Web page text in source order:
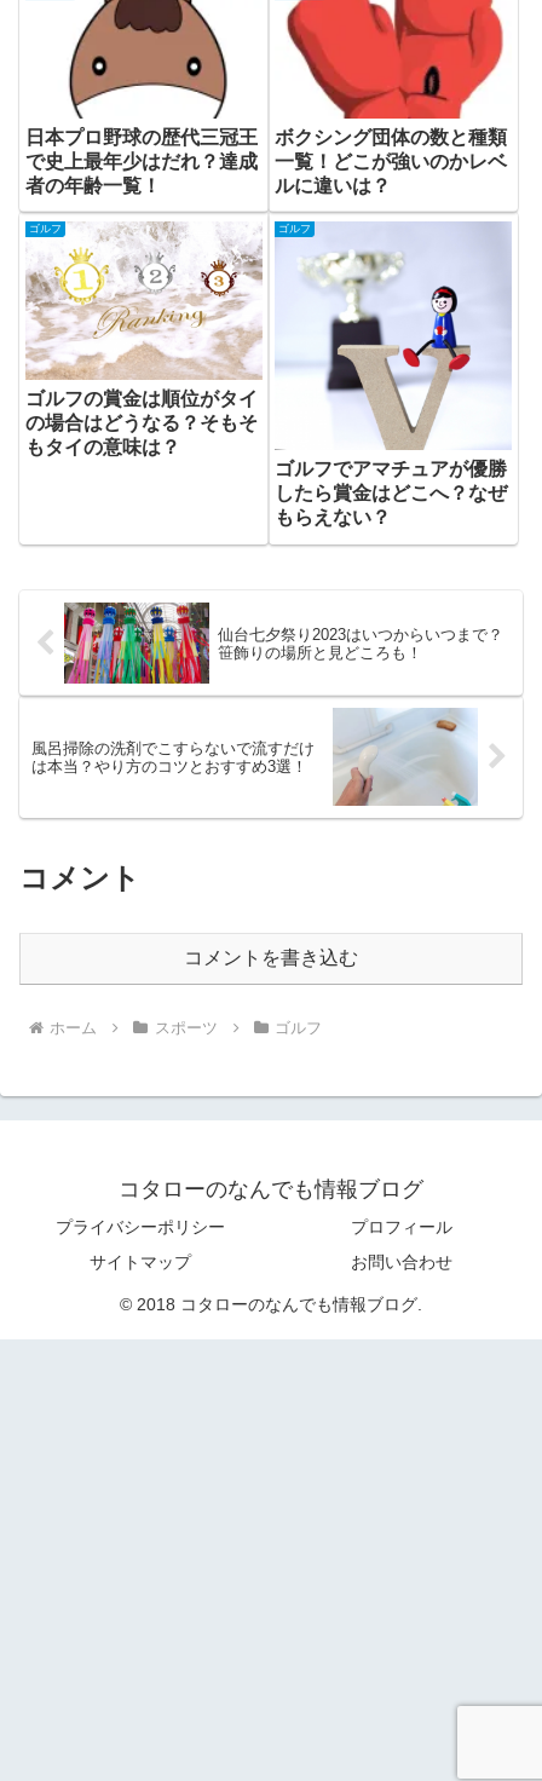
日本プロ野球の歴代三冠王
で史上最年少はだれ？達成
者の年齢一覧！
ボクシング団体の数と種類
一覧！どこが強いのかレベ
ルに違いは？
ゴルフ
ゴルフの賞金は順位がタイ
の場合はどうなる？そもそ
もタイの意味は？
ゴルフ
ゴルフでアマチュアが優勝
したら賞金はどこへ？なぜ
もらえない？
仙台七夕祭り2023はいつからいつまで？
笹飾りの場所と見どころも！
風呂掃除の洗剤でこすらないで流すだけ
は本当？やり方のコツとおすすめ3選！
コメント
コメントを書き込む
ホーム スポーツ ゴルフ
コタローのなんでも情報ブログ
プライバシーポリシー
プロフィール
サイトマップ
お問い合わせ
© 2018 コタローのなんでも情報ブログ.